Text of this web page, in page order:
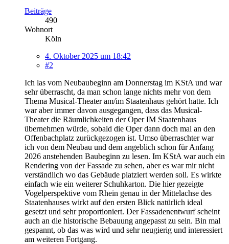
Beiträge
490
Wohnort
Köln
4. Oktober 2025 um 18:42
#2
Ich las vom Neubaubeginn am Donnerstag im KStA und war
sehr überrascht, da man schon lange nichts mehr von dem
Thema Musical-Theater am/im Staatenhaus gehört hatte. Ich
war aber immer davon ausgegangen, dass das Musical-
Theater die Räumlichkeiten der Oper IM Staatenhaus
übernehmen würde, sobald die Oper dann doch mal an den
Offenbachplatz zurückgezogen ist. Umso überraschter war
ich von dem Neubau und dem angeblich schon für Anfang
2026 anstehenden Baubeginn zu lesen. Im KStA war auch ein
Rendering von der Fassade zu sehen, aber es war mir nicht
verständlich wo das Gebäude platziert werden soll. Es wirkte
einfach wie ein weiterer Schuhkarton. Die hier gezeigte
Vogelperspektive vom Rhein genau in der Mittelachse des
Staatenhauses wirkt auf den ersten Blick natürlich ideal
gesetzt und sehr proportioniert. Der Fassadenentwurf scheint
auch an die historische Bebauung angepasst zu sein. Bin mal
gespannt, ob das was wird und sehr neugierig und interessiert
am weiteren Fortgang.